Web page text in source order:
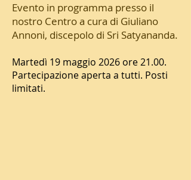
Evento in programma presso il
nostro Centro a cura di Giuliano
Annoni, discepolo di Sri Satyananda.
Martedì 19 maggio 2026 ore 21.00.
Partecipazione aperta a tutti. Posti
limitati.